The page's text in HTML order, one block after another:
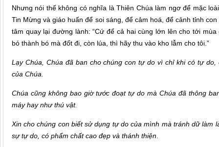
Nhưng nói thế không có nghĩa là Thiên Chúa làm ngơ để mặc
Tin Mừng và giáo huấn để soi sáng, để cảm hoá, để cảnh tỉnh
tâm quay lại đường lành: “Cứ để cả hai cùng lớn lên cho tới
bó thành bó mà đốt đi, còn lúa, thì hãy thu vào kho lẫm cho tôi.”
Lạy Chúa, Chúa đã ban cho chúng con tự do vì chỉ khi có tự
của Chúa.
Chúa cũng không bao giờ tước đoạt tự do mà Chúa đã thông
máy hay như thú vật.
Xin cho chúng con biết sử dụng tự do của mình mà tránh dữ làm
sự tự do, có phẩm chất cao đẹp và thánh thiện